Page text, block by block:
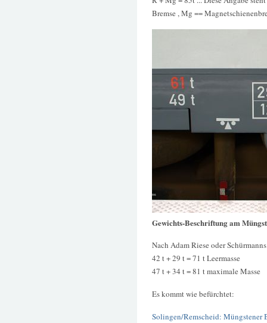
Bremse , Mg ==
Gewichts-Beschriftung am
Nach Adam Riese oder
42 t + 29 t = 71 t Leermasse
47 t + 34 t = 81 t maximale Masse
Es kommt wie befürchtet:
Solingen/Remscheid: Müngstener